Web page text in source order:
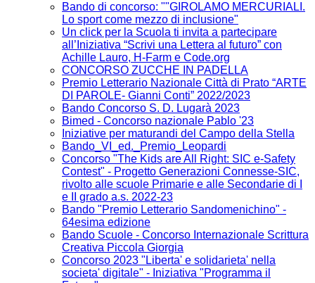
Bando di concorso: ""GIROLAMO MERCURIALI.
Lo sport come mezzo di inclusione"
Un click per la Scuola ti invita a partecipare
all’Iniziativa “Scrivi una Lettera al futuro” con
Achille Lauro, H-Farm e Code.org
CONCORSO ZUCCHE IN PADELLA
Premio Letterario Nazionale Città di Prato “ARTE
DI PAROLE- Gianni Conti” 2022/2023
Bando Concorso S. D. Lugarà 2023
Bimed - Concorso nazionale Pablo '23
Iniziative per maturandi del Campo della Stella
Bando_VI_ed._Premio_Leopardi
Concorso "The Kids are All Right: SIC e-Safety
Contest" - Progetto Generazioni Connesse-SIC,
rivolto alle scuole Primarie e alle Secondarie di I
e II grado a.s. 2022-23
Bando "Premio Letterario Sandomenichino" -
64esima edizione
Bando Scuole - Concorso Internazionale Scrittura
Creativa Piccola Giorgia
Concorso 2023 "Liberta' e solidarieta' nella
societa' digitale" - Iniziativa "Programma il